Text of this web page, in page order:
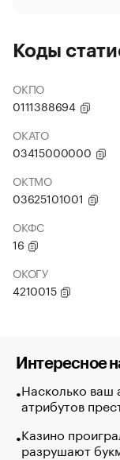
Коды
ОКПО
0111388694
ОКАТО
03415000000
ОКТМО
03625101001
ОКФС
16
ОКОГУ
4210015
Интересное
Насколько ваш
атрибутов
Казино
разрушают